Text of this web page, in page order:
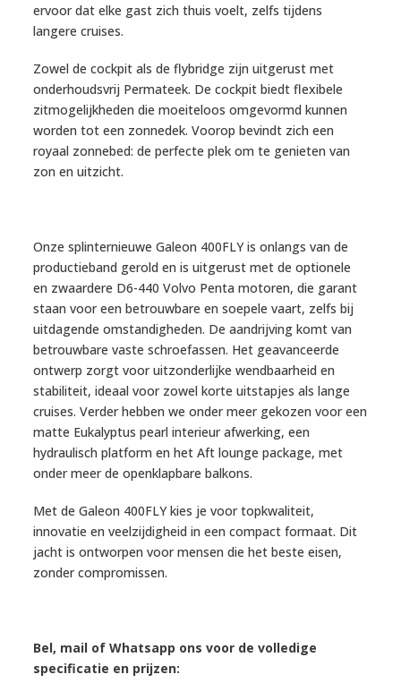
ervoor dat elke gast zich thuis voelt, zelfs tijdens
langere cruises.
Zowel de cockpit als de flybridge zijn uitgerust met
onderhoudsvrij Permateek. De cockpit biedt flexibele
zitmogelijkheden die moeiteloos omgevormd kunnen
worden tot een zonnedek. Voorop bevindt zich een
royaal zonnebed: de perfecte plek om te genieten van
zon en uitzicht.
Onze splinternieuwe Galeon 400FLY is onlangs van de
productieband gerold en is uitgerust met de optionele
en zwaardere D6-440 Volvo Penta motoren, die garant
staan voor een betrouwbare en soepele vaart, zelfs bij
uitdagende omstandigheden. De aandrijving komt van
betrouwbare vaste schroefassen. Het geavanceerde
ontwerp zorgt voor uitzonderlijke wendbaarheid en
stabiliteit, ideaal voor zowel korte uitstapjes als lange
cruises. Verder hebben we onder meer gekozen voor een
matte Eukalyptus pearl interieur afwerking, een
hydraulisch platform en het Aft lounge package, met
onder meer de openklapbare balkons.
Met de Galeon 400FLY kies je voor topkwaliteit,
innovatie en veelzijdigheid in een compact formaat. Dit
jacht is ontworpen voor mensen die het beste eisen,
zonder compromissen.
Bel, mail of Whatsapp ons voor de volledige
specificatie en prijzen: